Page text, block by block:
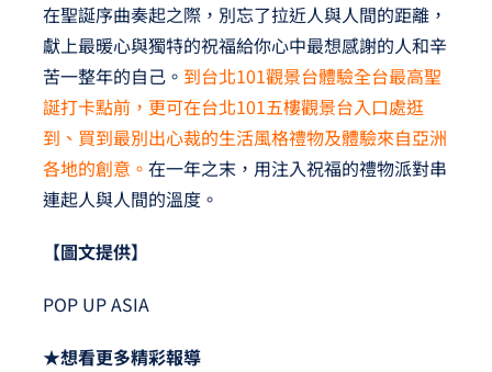
在聖誕序曲奏起之際，別忘了拉近人與人間的距離，
獻上最暖心與獨特的祝福給你心中最想感謝的人和辛
苦一整年的自己。 到台北101觀景台體驗全台最高聖
誕打卡點前，更可在台北101五樓觀景台入口處逛
到、買到最別出心裁的生活風格禮物及體驗來自亞洲
各地的創意。 在一年之末，用注入祝福的禮物派對串
連起人與人間的溫度。
【圖文提供】
POP UP ASIA
★想看更多精彩報導